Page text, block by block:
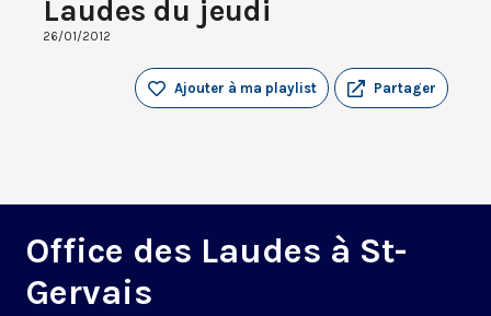
Laudes du jeudi
26/01/2012
Partager
Ajouter à ma playlist
Office des Laudes à St-
Gervais